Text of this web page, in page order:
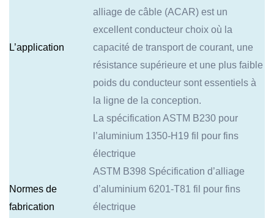
L’application
alliage de câble (ACAR) est un
excellent conducteur choix où la
capacité de transport de courant, une
résistance supérieure et une plus faible
poids du conducteur sont essentiels à
la ligne de la conception.
Normes de
fabrication
La spécification ASTM B230 pour
l’aluminium 1350-H19 fil pour fins
électrique
ASTM B398 Spécification d’alliage
d’aluminium 6201-T81 fil pour fins
électrique